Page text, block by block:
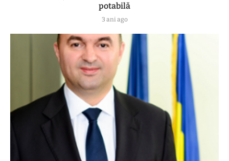
potabilă
3 ani ago